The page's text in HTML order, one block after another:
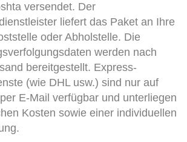
versendet. Der
liefert das Paket an Ihre
oder Abholstelle. Die
werden nach
bereitgestellt. Express-
(wie DHL usw.) sind nur auf
E-Mail verfügbar und unterliegen
Kosten sowie einer individuellen